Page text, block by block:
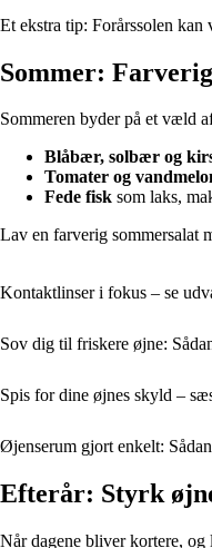
Et ekstra tip: Forårssolen
Sommer:
Sommeren byder på et væld
Blåbær, solbær og
Tomater og
Fede fisk som laks,
Lav en farverig sommersalat
Kontaktlinser i fokus – se
Sov dig til friskere øjne:
Spis for dine øjnes skyld –
Øjenserum gjort enkelt:
Efterår: Styrk
Når dagene bliver kortere, og